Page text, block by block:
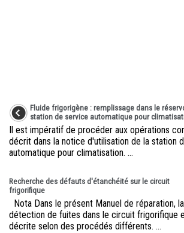
Fluide frigorigène : remplissage dans le
station de service automatique pour
Il est impératif de procéder aux opérations
décrit dans la notice d'utilisation de la station
automatique pour climatisation. ...
Recherche des défauts d'étanchéité sur le circuit
frigorifique
Nota Dans le présent Manuel de réparation, la
détection de fuites dans le circuit frigorifique
décrite selon des procédés différents. ...